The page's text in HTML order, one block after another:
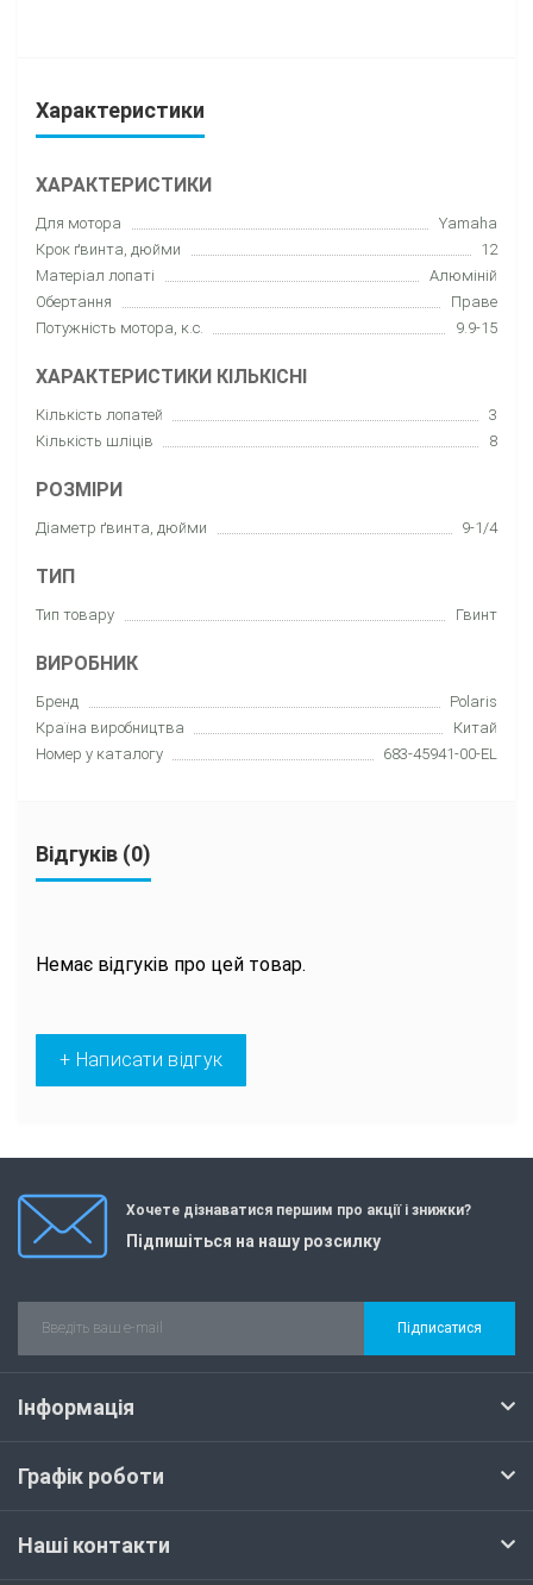
Характеристики
ХАРАКТЕРИСТИКИ
Для мотора
Yamaha
Крок ґвинта, дюйми
12
Матеріал лопаті
Алюміній
Обертання
Праве
Потужність мотора, к.с.
9.9-15
ХАРАКТЕРИСТИКИ КІЛЬКІСНІ
Кількість лопатей
3
Кількість шліців
8
РОЗМІРИ
Діаметр ґвинта, дюйми 9-1/4
ТИП
Тип товару Гвинт
ВИРОБНИК
Бренд
Polaris
Країна виробництва
Китай
Номер у каталогу
683-45941-00-EL
Відгуків (0)
Немає відгуків про цей товар.
+ Написати відгук
Хочете дізнаватися першим про акції і знижки?
Підпишіться на нашу розсилку
Підписатися
Інформація
Графік роботи
Наші контакти